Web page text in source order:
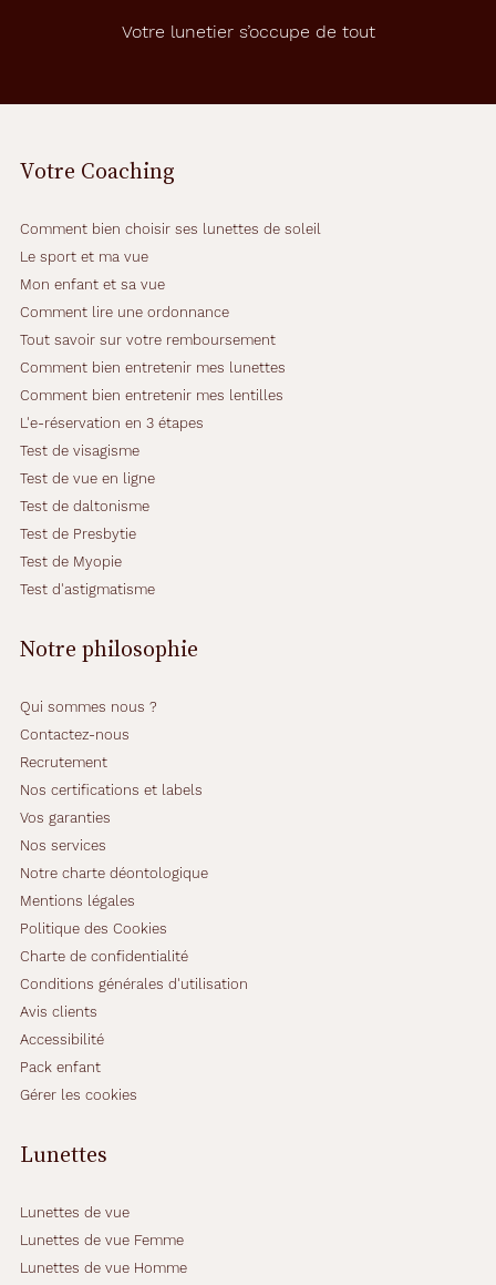
Votre lunetier s’occupe de tout
Votre Coaching
Comment bien choisir ses lunettes de soleil
Le sport et ma vue
Mon enfant et sa vue
Comment lire une ordonnance
Tout savoir sur votre remboursement
Comment bien entretenir mes lunettes
Comment bien entretenir mes lentilles
L'e-réservation en 3 étapes
Test de visagisme
Test de vue en ligne
Test de daltonisme
Test de Presbytie
Test de Myopie
Test d'astigmatisme
Notre philosophie
Qui sommes nous ?
Contactez-nous
Recrutement
Nos certifications et labels
Vos garanties
Nos services
Notre charte déontologique
Mentions légales
Politique des Cookies
Charte de confidentialité
Conditions générales d'utilisation
Avis clients
Accessibilité
Pack enfant
Gérer les cookies
Lunettes
Lunettes de vue
Lunettes de vue Femme
Lunettes de vue Homme